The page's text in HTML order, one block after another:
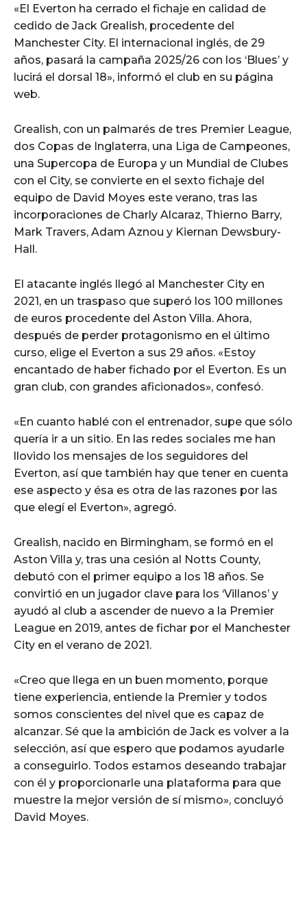
«El Everton ha cerrado el fichaje en calidad de
cedido de Jack Grealish, procedente del
Manchester City. El internacional inglés, de 29
años, pasará la campaña 2025/26 con los ‘Blues’ y
lucirá el dorsal 18», informó el club en su página
web.
Grealish, con un palmarés de tres Premier League,
dos Copas de Inglaterra, una Liga de Campeones,
una Supercopa de Europa y un Mundial de Clubes
con el City, se convierte en el sexto fichaje del
equipo de David Moyes este verano, tras las
incorporaciones de Charly Alcaraz, Thierno Barry,
Mark Travers, Adam Aznou y Kiernan Dewsbury-
Hall.
El atacante inglés llegó al Manchester City en
2021, en un traspaso que superó los 100 millones
de euros procedente del Aston Villa. Ahora,
después de perder protagonismo en el último
curso, elige el Everton a sus 29 años. «Estoy
encantado de haber fichado por el Everton. Es un
gran club, con grandes aficionados», confesó.
«En cuanto hablé con el entrenador, supe que sólo
quería ir a un sitio. En las redes sociales me han
llovido los mensajes de los seguidores del
Everton, así que también hay que tener en cuenta
ese aspecto y ésa es otra de las razones por las
que elegí el Everton», agregó.
Grealish, nacido en Birmingham, se formó en el
Aston Villa y, tras una cesión al Notts County,
debutó con el primer equipo a los 18 años. Se
convirtió en un jugador clave para los ‘Villanos’ y
ayudó al club a ascender de nuevo a la Premier
League en 2019, antes de fichar por el Manchester
City en el verano de 2021.
«Creo que llega en un buen momento, porque
tiene experiencia, entiende la Premier y todos
somos conscientes del nivel que es capaz de
alcanzar. Sé que la ambición de Jack es volver a la
selección, así que espero que podamos ayudarle
a conseguirlo. Todos estamos deseando trabajar
con él y proporcionarle una plataforma para que
muestre la mejor versión de sí mismo», concluyó
David Moyes.